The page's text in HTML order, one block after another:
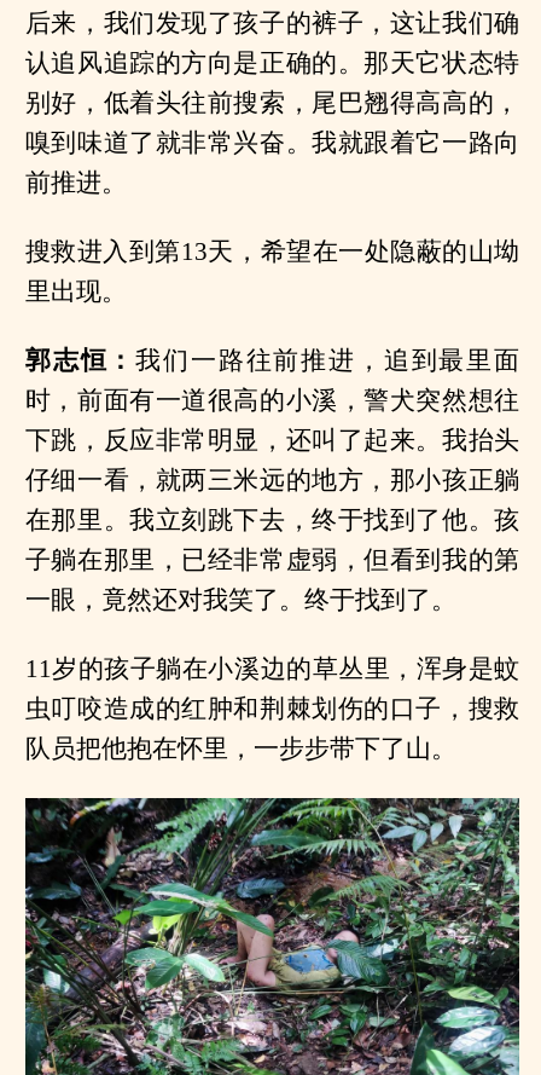
后来，我们发现了孩子的裤子，这让我们确
认追风追踪的方向是正确的。那天它状态特
别好，低着头往前搜索，尾巴翘得高高的，
嗅到味道了就非常兴奋。我就跟着它一路向
前推进。
搜救进入到第13天，希望在一处隐蔽的山坳
里出现。
郭志恒：我们一路往前推进，追到最里面
时，前面有一道很高的小溪，警犬突然想往
下跳，反应非常明显，还叫了起来。我抬头
仔细一看，就两三米远的地方，那小孩正躺
在那里。我立刻跳下去，终于找到了他。孩
子躺在那里，已经非常虚弱，但看到我的第
一眼，竟然还对我笑了。终于找到了。
11岁的孩子躺在小溪边的草丛里，浑身是蚊
虫叮咬造成的红肿和荆棘划伤的口子，搜救
队员把他抱在怀里，一步步带下了山。